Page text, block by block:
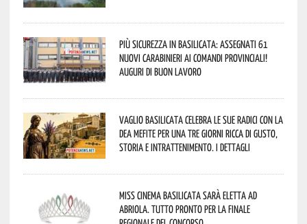
Più sicurezza in Basilicata: assegnati 61
nuovi Carabinieri ai Comandi provinciali!
Auguri di buon lavoro
Vaglio Basilicata celebra le sue radici con la
Dea Mefite per una tre giorni ricca di gusto,
storia e intrattenimento. I dettagli
Miss Cinema Basilicata sarà eletta ad
Abriola. Tutto pronto per la finale